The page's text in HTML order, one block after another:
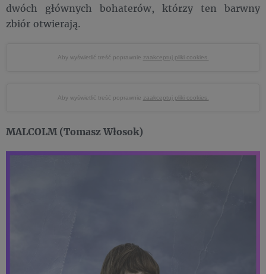
dwóch głównych bohaterów, którzy ten barwny
zbiór otwierają.
Aby wyświetlić treść poprawnie zaakceptuj pliki cookies.
Aby wyświetlić treść poprawnie zaakceptuj pliki cookies.
MALCOLM (Tomasz Włosok)